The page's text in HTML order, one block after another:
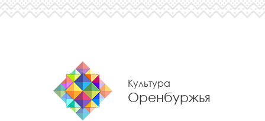
Культура
Оренбуржья